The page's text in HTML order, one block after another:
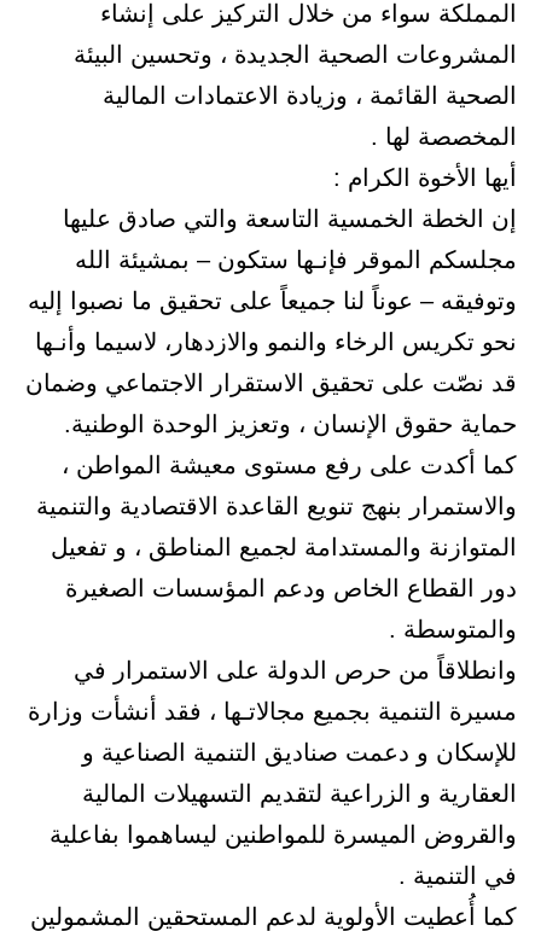
المملكة سواء من خلال التركيز على إنشاء
المشروعات الصحية الجديدة ، وتحسين البيئة
الصحية القائمة ، وزيادة الاعتمادات المالية
المخصصة لها .
أيها الأخوة الكرام :
إن الخطة الخمسية التاسعة والتي صادق عليها
مجلسكم الموقر فإنـها ستكون – بمشيئة الله
وتوفيقه – عوناً لنا جميعاً على تحقيق ما نصبوا إليه
نحو تكريس الرخاء والنمو والازدهار، لاسيما وأنـها
قد نصّت على تحقيق الاستقرار الاجتماعي وضمان
حماية حقوق الإنسان ، وتعزيز الوحدة الوطنية.
كما أكدت على رفع مستوى معيشة المواطن ،
والاستمرار بنهج تنويع القاعدة الاقتصادية والتنمية
المتوازنة والمستدامة لجميع المناطق ، و تفعيل
دور القطاع الخاص ودعم المؤسسات الصغيرة
والمتوسطة .
وانطلاقاً من حرص الدولة على الاستمرار في
مسيرة التنمية بجميع مجالاتـها ، فقد أنشأت وزارة
للإسكان و دعمت صناديق التنمية الصناعية و
العقارية و الزراعية لتقديم التسهيلات المالية
والقروض الميسرة للمواطنين ليساهموا بفاعلية
في التنمية .
كما أُعطيت الأولوية لدعم المستحقين المشمولين